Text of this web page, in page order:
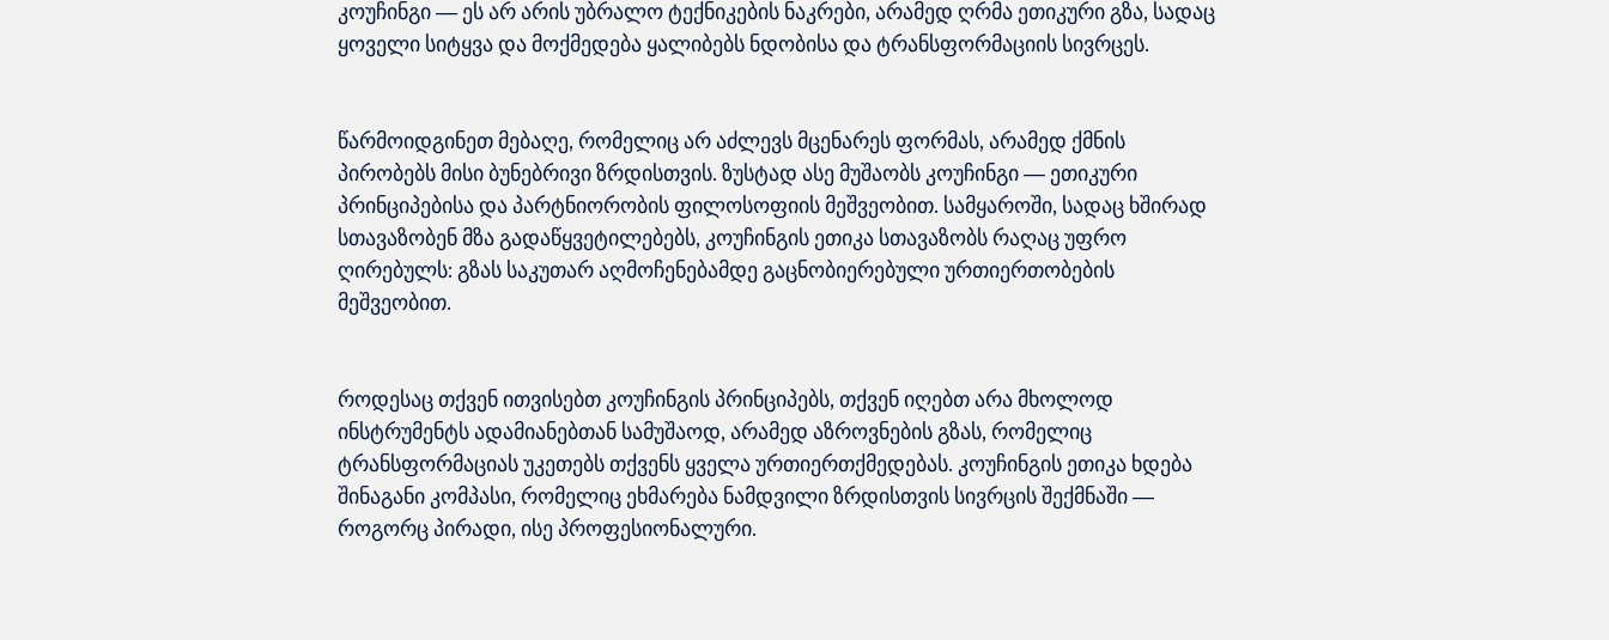
კოუჩინგი — ეს არ არის უბრალო ტექნიკების ნაკრები, არამედ ღრმა ეთიკური გზა, სადაც
წარმოიდგინეთ მებაღე, რომელიც არ აძლევს მცენარეს ფორმას, არამედ ქმნის
პირობებს მისი ბუნებრივი ზრდისთვის. ზუსტად ასე მუშაობს კოუჩინგი — ეთიკური
პრინციპებისა და პარტნიორობის ფილოსოფიის მეშვეობით. სამყაროში, სადაც ხშირად
სთავაზობენ მზა გადაწყვეტილებებს, კოუჩინგის ეთიკა სთავაზობს რაღაც უფრო
ღირებულს: გზას საკუთარ აღმოჩენებამდე გაცნობიერებული ურთიერთობების
როდესაც თქვენ ითვისებთ კოუჩინგის პრინციპებს, თქვენ იღებთ არა მხოლოდ
ინსტრუმენტს ადამიანებთან სამუშაოდ, არამედ აზროვნების გზას, რომელიც
ტრანსფორმაციას უკეთებს თქვენს ყველა ურთიერთქმედებას. კოუჩინგის ეთიკა ხდება
შინაგანი კომპასი, რომელიც ეხმარება ნამდვილი ზრდისთვის სივრცის შექმნაში —